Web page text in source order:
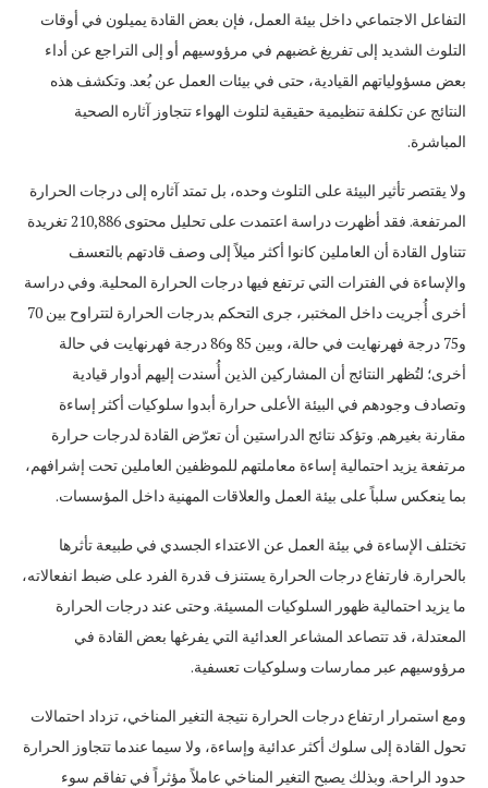
التفاعل الاجتماعي داخل بيئة العمل، فإن بعض القادة يميلون في أوقات
التلوث الشديد إلى تفريغ غضبهم في مرؤوسيهم أو إلى التراجع عن أداء
بعض مسؤولياتهم القيادية، حتى في بيئات العمل عن بُعد. وتكشف هذه
النتائج عن تكلفة تنظيمية حقيقية لتلوث الهواء تتجاوز آثاره الصحية
المباشرة.
ولا يقتصر تأثير البيئة على التلوث وحده، بل تمتد آثاره إلى درجات الحرارة
المرتفعة. فقد أظهرت دراسة اعتمدت على تحليل محتوى 210,886 تغريدة
تتناول القادة أن العاملين كانوا أكثر ميلاً إلى وصف قادتهم بالتعسف
والإساءة في الفترات التي ترتفع فيها درجات الحرارة المحلية. وفي دراسة
أخرى أُجريت داخل المختبر، جرى التحكم بدرجات الحرارة لتتراوح بين 70
و75 درجة فهرنهايت في حالة، وبين 85 و86 درجة فهرنهايت في حالة
أخرى؛ لتُظهر النتائج أن المشاركين الذين أُسندت إليهم أدوار قيادية
وتصادف وجودهم في البيئة الأعلى حرارة أبدوا سلوكيات أكثر إساءة
مقارنة بغيرهم. وتؤكد نتائج الدراستين أن تعرّض القادة لدرجات حرارة
مرتفعة يزيد احتمالية إساءة معاملتهم للموظفين العاملين تحت إشرافهم،
بما ينعكس سلباً على بيئة العمل والعلاقات المهنية داخل المؤسسات.
تختلف الإساءة في بيئة العمل عن الاعتداء الجسدي في طبيعة تأثرها
بالحرارة. فارتفاع درجات الحرارة يستنزف قدرة الفرد على ضبط انفعالاته،
ما يزيد احتمالية ظهور السلوكيات المسيئة. وحتى عند درجات الحرارة
المعتدلة، قد تتصاعد المشاعر العدائية التي يفرغها بعض القادة في
مرؤوسيهم عبر ممارسات وسلوكيات تعسفية.
ومع استمرار ارتفاع درجات الحرارة نتيجة التغير المناخي، تزداد احتمالات
تحول القادة إلى سلوك أكثر عدائية وإساءة، ولا سيما عندما تتجاوز الحرارة
حدود الراحة. وبذلك يصبح التغير المناخي عاملاً مؤثراً في تفاقم سوء